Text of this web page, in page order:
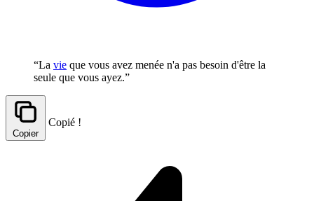
“La vie que vous avez menée n'a pas besoin d'être la
seule que vous ayez.”
Copier
Copié !